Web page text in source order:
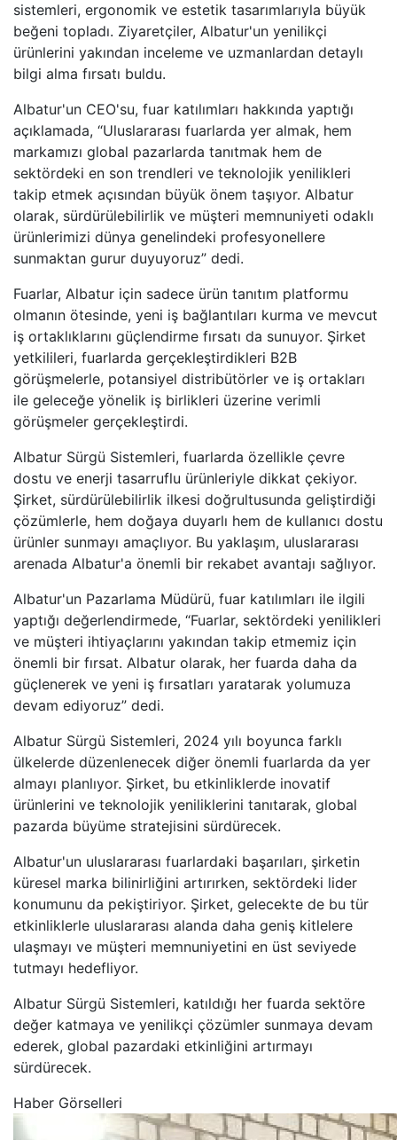
sistemleri, ergonomik ve estetik tasarımlarıyla büyük
beğeni topladı. Ziyaretçiler, Albatur'un yenilikçi
ürünlerini yakından inceleme ve uzmanlardan detaylı
bilgi alma fırsatı buldu.
Albatur'un CEO'su, fuar katılımları hakkında yaptığı
açıklamada, “Uluslararası fuarlarda yer almak, hem
markamızı global pazarlarda tanıtmak hem de
sektördeki en son trendleri ve teknolojik yenilikleri
takip etmek açısından büyük önem taşıyor. Albatur
olarak, sürdürülebilirlik ve müşteri memnuniyeti odaklı
ürünlerimizi dünya genelindeki profesyonellere
sunmaktan gurur duyuyoruz” dedi.
Fuarlar, Albatur için sadece ürün tanıtım platformu
olmanın ötesinde, yeni iş bağlantıları kurma ve mevcut
iş ortaklıklarını güçlendirme fırsatı da sunuyor. Şirket
yetkilileri, fuarlarda gerçekleştirdikleri B2B
görüşmelerle, potansiyel distribütörler ve iş ortakları
ile geleceğe yönelik iş birlikleri üzerine verimli
görüşmeler gerçekleştirdi.
Albatur Sürgü Sistemleri, fuarlarda özellikle çevre
dostu ve enerji tasarruflu ürünleriyle dikkat çekiyor.
Şirket, sürdürülebilirlik ilkesi doğrultusunda geliştirdiği
çözümlerle, hem doğaya duyarlı hem de kullanıcı dostu
ürünler sunmayı amaçlıyor. Bu yaklaşım, uluslararası
arenada Albatur'a önemli bir rekabet avantajı sağlıyor.
Albatur'un Pazarlama Müdürü, fuar katılımları ile ilgili
yaptığı değerlendirmede, “Fuarlar, sektördeki yenilikleri
ve müşteri ihtiyaçlarını yakından takip etmemiz için
önemli bir fırsat. Albatur olarak, her fuarda daha da
güçlenerek ve yeni iş fırsatları yaratarak yolumuza
devam ediyoruz” dedi.
Albatur Sürgü Sistemleri, 2024 yılı boyunca farklı
ülkelerde düzenlenecek diğer önemli fuarlarda da yer
almayı planlıyor. Şirket, bu etkinliklerde inovatif
ürünlerini ve teknolojik yeniliklerini tanıtarak, global
pazarda büyüme stratejisini sürdürecek.
Albatur'un uluslararası fuarlardaki başarıları, şirketin
küresel marka bilinirliğini artırırken, sektördeki lider
konumunu da pekiştiriyor. Şirket, gelecekte de bu tür
etkinliklerle uluslararası alanda daha geniş kitlelere
ulaşmayı ve müşteri memnuniyetini en üst seviyede
tutmayı hedefliyor.
Albatur Sürgü Sistemleri, katıldığı her fuarda sektöre
değer katmaya ve yenilikçi çözümler sunmaya devam
ederek, global pazardaki etkinliğini artırmayı
sürdürecek.
Haber Görselleri